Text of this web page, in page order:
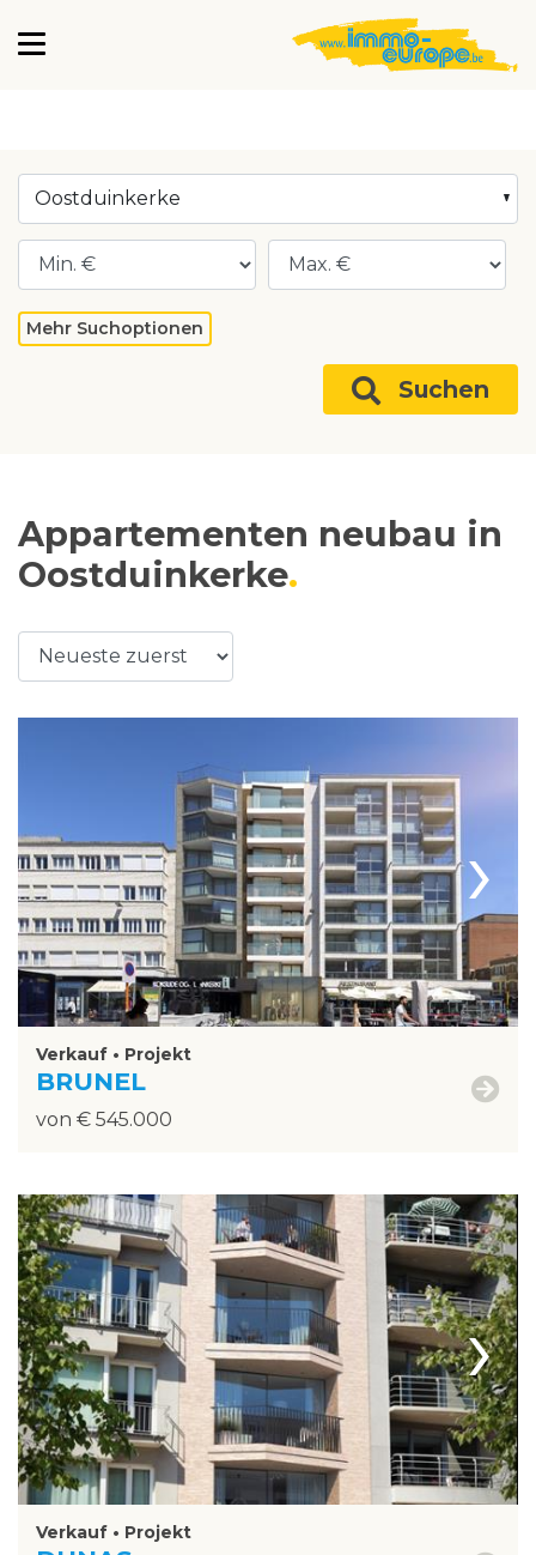
Oostduinkerke
Mehr Suchoptionen
Suchen
Appartementen neubau in
Oostduinkerke
›
Verkauf • Projekt
BRUNEL
von € 545.000
›
Verkauf • Projekt